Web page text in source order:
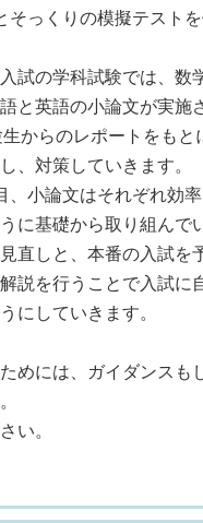
そっくりの模擬テスト
試の学科試験では、数
と英語の小論文が実施
からのレポートをもと
、対策していきます。
、小論文はそれぞれ効
に基礎から取り組んで
直しと、本番の入試を
説を行うことで入試に
にしていきます。
めには、ガイダンスも
い。